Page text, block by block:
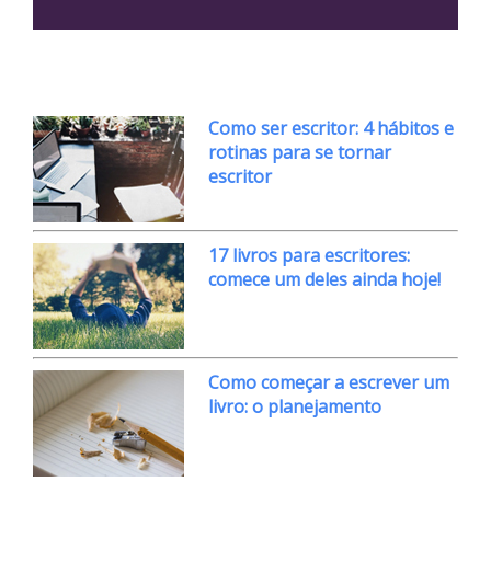
Como ser escritor: 4 hábitos e
rotinas para se tornar
escritor
17 livros para escritores:
comece um deles ainda hoje!
Como começar a escrever um
livro: o planejamento